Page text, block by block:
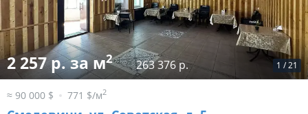
1 /21
2 257 р. за м2 263 376 р.
≈ 90 000 $ 771 $/м2